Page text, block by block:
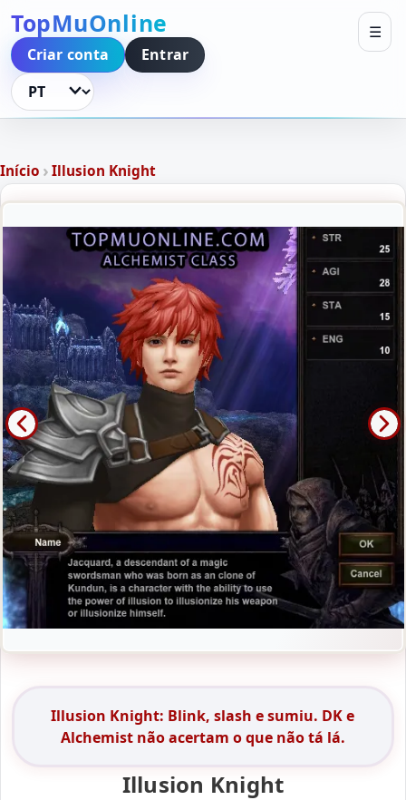
TopMuOnline
☰
Criar conta
Entrar
Idioma
Início ›Illusion Knight
Illusion Knight: Blink, slash e sumiu. DK e
Alchemist não acertam o que não tá lá.
Illusion Knight